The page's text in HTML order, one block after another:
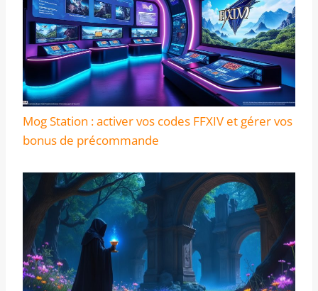
Mog Station : activer vos codes FFXIV et gérer vos
bonus de précommande